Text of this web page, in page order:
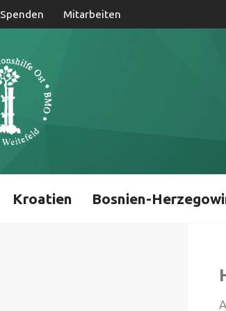
Spenden Mitarbeiten
Kroatien Bosnien-